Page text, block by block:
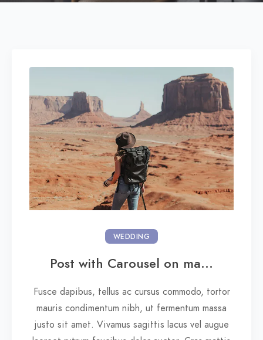
WEDDING
Post with Carousel on ma...
Fusce dapibus, tellus ac cursus commodo, tortor
mauris condimentum nibh, ut fermentum massa
justo sit amet. Vivamus sagittis lacus vel augue